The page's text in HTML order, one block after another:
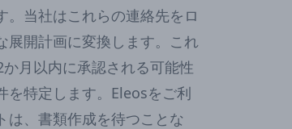
。当社はこれらの連絡先をロ
展開計画に変換します。これ
月以内に承認される可能性
を特定します。Eleosをご利
は、書類作成を待つことな